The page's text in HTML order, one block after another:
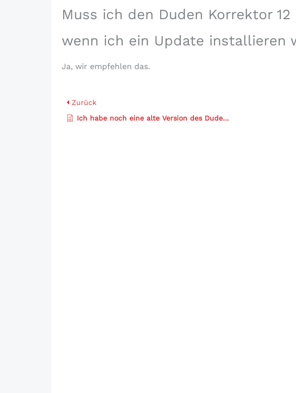
Muss ich den Duden Korrektor
wenn ich ein Update installieren
Ja, wir empfehlen das.
Zurück
Ich habe noch eine alte Version des Duden Korrektor (z.B. Version 9 oder 10) installiert. Was soll ich machen?